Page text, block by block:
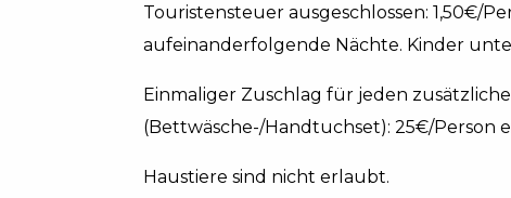
Touristensteuer ausgeschlossen: 1,50€/
aufeinanderfolgende Nächte. Kinder
Einmaliger Zuschlag für jeden
(Bettwäsche-/Handtuchset): 25€/Person
Haustiere sind nicht erlaubt.